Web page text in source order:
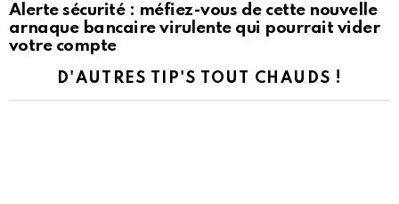
Alerte sécurité : méfiez-vous de cette nouvelle
arnaque bancaire virulente qui pourrait vider
votre compte
D'AUTRES TIP'S TOUT CHAUDS !